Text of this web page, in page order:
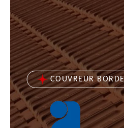
COUVREUR